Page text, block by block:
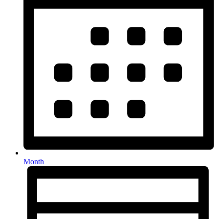
Month